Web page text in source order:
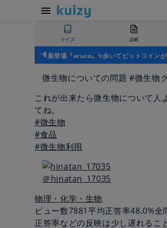
クイズ 診断
新登場『aruco』✨歩いてビットコイン
微生物についての問題 #微生物
これが出来たら微生物について人
てね。
#微生物
#食品
#微生物利用
＠hinatan_17035
物理・化学・生物
ビュー数7881平均正答率48.0%全
正答率などの反映は少し遅れるこ